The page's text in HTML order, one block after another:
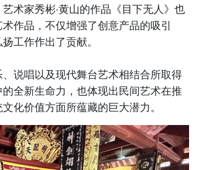
术家秀彬·黄山的作品《目下无人》也
作品，不仅增强了创意产品的吸引
工作作出了贡献。
说唱以及现代舞台艺术相结合所取得
全新生命力，也体现出民间艺术在推
化价值方面所蕴藏的巨大潜力。